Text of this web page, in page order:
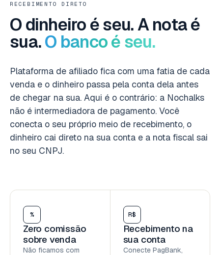
RECEBIMENTO DIRETO
O dinheiro é seu. A nota é
sua.O banco é seu.
Plataforma de afiliado fica com uma fatia de cada
venda e o dinheiro passa pela conta dela antes
de chegar na sua. Aqui é o contrário: a Nochalks
não é intermediadora de pagamento. Você
conecta o seu próprio meio de recebimento, o
dinheiro cai direto na sua conta e a nota fiscal sai
no seu CNPJ.
%
Zero comissão
sobre venda
Não ficamos com
R$
Recebimento na
sua conta
Conecte PagBank,